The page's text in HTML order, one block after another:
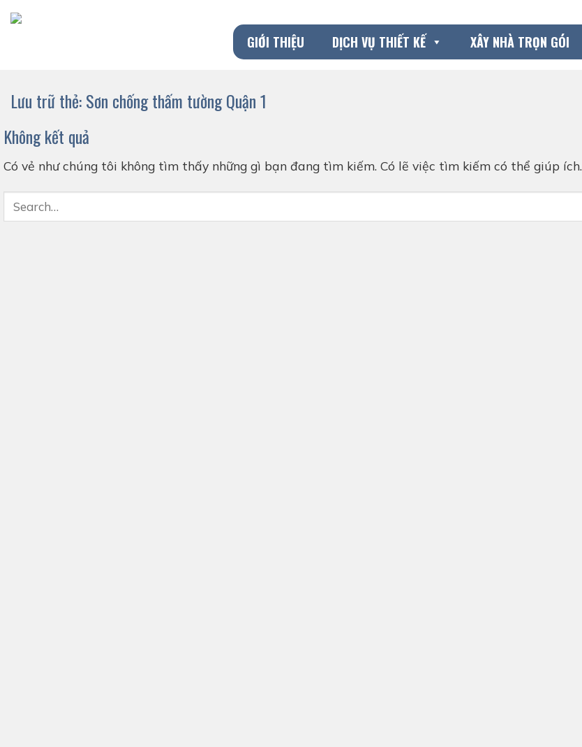
Chuyển
đến
GIỚI THIỆU DỊCH VỤ THIẾT KẾ XÂY NHÀ TRỌN GÓI
Lưu trữ thẻ:Sơn chống thấm tường Quận 1
Không kết quả
Có vẻ như chúng tôi không tìm thấy những gì bạn đang tìm kiếm. Có lẽ việc tìm kiếm có thể giúp ích.